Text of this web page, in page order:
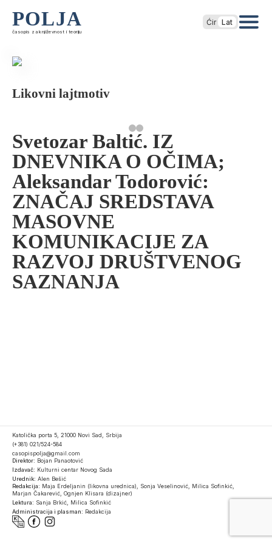
POLJA
časopis za književnost i teoriju
Ćir Lat
Likovni lajtmotiv
Svetozar Baltić. IZ
DNEVNIKA O OČIMA;
Aleksandar Todorović:
ZNAČAJ SREDSTAVA
MASOVNE
KOMUNIKACIJE ZA
RAZVOJ DRUŠTVENOG
SAZNANJA
Katolička porta 5, 21000 Novi Sad, Srbija
(+381) 021/524-584
casopispolja@gmail.com
Direktor: Bojan Panaotović
Izdavač: Kulturni centar Novog Sada
Urednik: Alen Bešić
Redakcija: Maja Erdeljanin (likovna urednica), Sonja Veselinović, Milica Sofinkić,
Marjan Čakarević, Ognjen Klisara (dizajner)
Lektura: Sanja Brkić, Milica Sofinkić
Administracija i plasman: Redakcija